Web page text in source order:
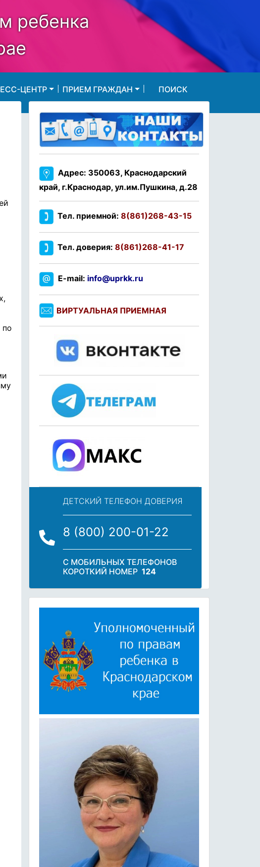
ребенка
ЦЕНТР ПРИЕМ ГРАЖДАН ПОИСК
по
Адрес: 350063, Краснодарский
край, г.Краснодар, ул.им.Пушкина, д.28
Тел. приемной: 8(861)268-43-15
Тел. доверия: 8(861)268-41-17
E-mail: info@uprkk.ru
ВИРТУАЛЬНАЯ ПРИЕМНАЯ
ДЕТСКИЙ ТЕЛЕФОН ДОВЕРИЯ
8 (800) 200-01-22
С МОБИЛЬНЫХ ТЕЛЕФОНОВ
КОРОТКИЙ НОМЕР 124